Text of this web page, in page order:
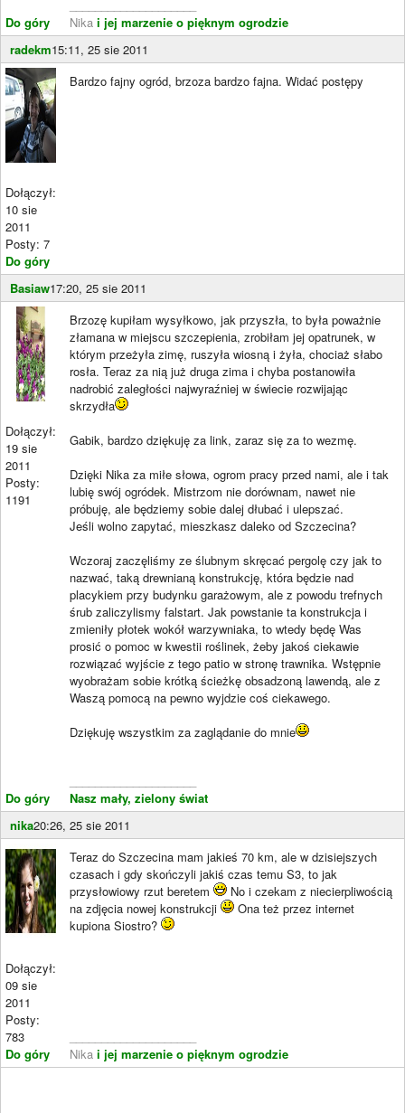
Do góry
Nika i jej marzenie o pięknym ogrodzie
radekm15:11, 25 sie 2011
Dołączył:
10 sie
2011
Posty: 7
Do góry
Bardzo fajny ogród, brzoza bardzo fajna. Widać postępy
Basiaw17:20, 25 sie 2011
Dołączył:
19 sie
2011
Posty:
1191
Do góry
Brzozę kupiłam wysyłkowo, jak przyszła, to była poważnie
złamana w miejscu szczepienia, zrobiłam jej opatrunek, w
którym przeżyła zimę, ruszyła wiosną i żyła, chociaż słabo
rosła. Teraz za nią już druga zima i chyba postanowiła
nadrobić zaległości najwyraźniej w świecie rozwijając
skrzydła
Gabik, bardzo dziękuję za link, zaraz się za to wezmę.
Dzięki Nika za miłe słowa, ogrom pracy przed nami, ale i tak
lubię swój ogródek. Mistrzom nie dorównam, nawet nie
próbuję, ale będziemy sobie dalej dłubać i ulepszać.
Jeśli wolno zapytać, mieszkasz daleko od Szczecina?
Wczoraj zaczęliśmy ze ślubnym skręcać pergolę czy jak to
nazwać, taką drewnianą konstrukcję, która będzie nad
placykiem przy budynku garażowym, ale z powodu trefnych
śrub zaliczylismy falstart. Jak powstanie ta konstrukcja i
zmieniły płotek wokół warzywniaka, to wtedy będę Was
prosić o pomoc w kwestii roślinek, żeby jakoś ciekawie
rozwiązać wyjście z tego patio w stronę trawnika. Wstępnie
wyobrażam sobie krótką ścieżkę obsadzoną lawendą, ale z
Waszą pomocą na pewno wyjdzie coś ciekawego.
Dziękuję wszystkim za zaglądanie do mnie
Nasz mały, zielony świat
nika20:26, 25 sie 2011
Dołączył:
09 sie
2011
Posty:
783
Do góry
Teraz do Szczecina mam jakieś 70 km, ale w dzisiejszych
czasach i gdy skończyli jakiś czas temu S3, to jak
przysłowiowy rzut beretem
No i czekam z niecierpliwością
na zdjęcia nowej konstrukcji
Ona też przez internet
kupiona Siostro?
Nika i jej marzenie o pięknym ogrodzie